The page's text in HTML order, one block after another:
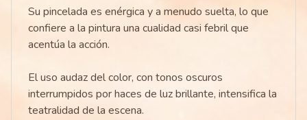
Su pincelada es enérgica y a menudo suelta, lo que
confiere a la pintura una cualidad casi febril que
acentúa la acción.
El uso audaz del color, con tonos oscuros
interrumpidos por haces de luz brillante, intensifica la
teatralidad de la escena.